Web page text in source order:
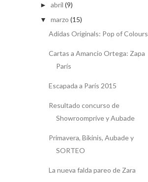
► abril (9)
▼ marzo (15)
Adidas Originals: Pop of Colours
Cartas a Amancio Ortega: Zapa
París
Escapada a París 2015
Resultado concurso de
Showroomprive y Aubade
Primavera, Bikinis, Aubade y
SORTEO
La nueva falda pareo de Zara